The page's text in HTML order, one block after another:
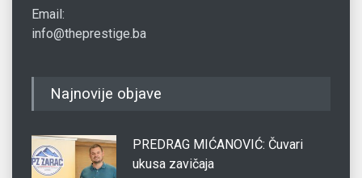
Email:
info@theprestige.ba
Najnovije objave
PREDRAG MIĆANOVIĆ: Čuvari
ukusa zavičaja